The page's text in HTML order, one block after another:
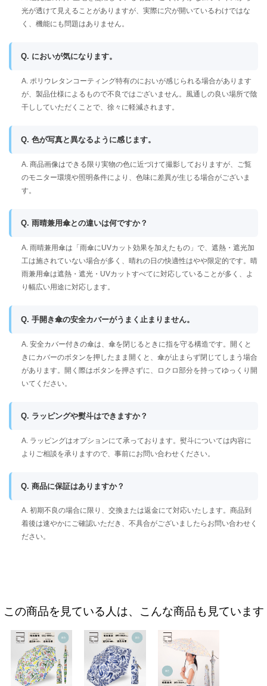
光が透けて見えることがありますが、実際に穴が開いているわけではな
く、機能にも問題はありません。
Q. においが気になります。
A. ポリウレタンコーティング特有のにおいが感じられる場合があります
が、製品仕様によるもので不良ではございません。風通しの良い場所で陰
干ししていただくことで、徐々に軽減されます。
Q. 色が写真と異なるように感じます。
A. 商品画像はできる限り実物の色に近づけて撮影しておりますが、ご覧
のモニター環境や照明条件により、色味に差異が生じる場合がございま
す。
Q. 雨晴兼用傘との違いは何ですか？
A. 雨晴兼用傘は「雨傘にUVカット効果を加えたもの」で、遮熱・遮光加
工は施されていない場合が多く、晴れの日の快適性はやや限定的です。晴
雨兼用傘は遮熱・遮光・UVカットすべてに対応していることが多く、よ
り幅広い用途に対応します。
Q. 手開き傘の安全カバーがうまく止まりません。
A. 安全カバー付きの傘は、傘を閉じるときに指を守る構造です。開くと
きにカバーのボタンを押したまま開くと、傘が止まらず閉じてしまう場合
があります。開く際はボタンを押さずに、ロクロ部分を持ってゆっくり開
いてください。
Q. ラッピングや熨斗はできますか？
A. ラッピングはオプションにて承っております。熨斗については内容に
よりご相談を承りますので、事前にお問い合わせください。
Q. 商品に保証はありますか？
A. 初期不良の場合に限り、交換または返金にて対応いたします。商品到
着後は速やかにご確認いただき、不具合がございましたらお問い合わせく
ださい。
この商品を見ている人は、こんな商品も見ています